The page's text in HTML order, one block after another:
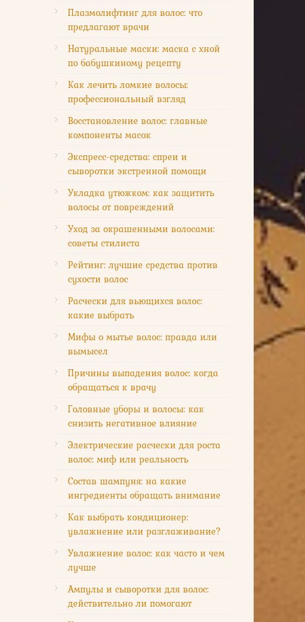
Плазмолифтинг для волос: что
предлагают врачи
Натуральные маски: маска с хной
по бабушкиному рецепту
Как лечить ломкие волосы:
профессиональный взгляд
Восстановление волос: главные
компоненты масок
Экспресс-средства: спреи и
сыворотки экстренной помощи
Укладка утюжком: как защитить
волосы от повреждений
Уход за окрашенными волосами:
советы стилиста
Рейтинг: лучшие средства против
сухости волос
Расчески для вьющихся волос:
какие выбрать
Мифы о мытье волос: правда или
вымысел
Причины выпадения волос: когда
обращаться к врачу
Головные уборы и волосы: как
снизить негативное влияние
Электрические расчески для роста
волос: миф или реальность
Состав шампуня: на какие
ингредиенты обращать внимание
Как выбрать кондиционер:
увлажнение или разглаживание?
Увлажнение волос: как часто и чем
лучше
Ампулы и сыворотки для волос:
действительно ли помогают